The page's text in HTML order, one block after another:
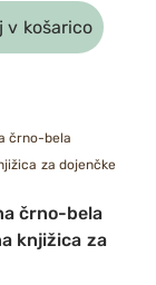
v košarico
črno-bela
knjižica za